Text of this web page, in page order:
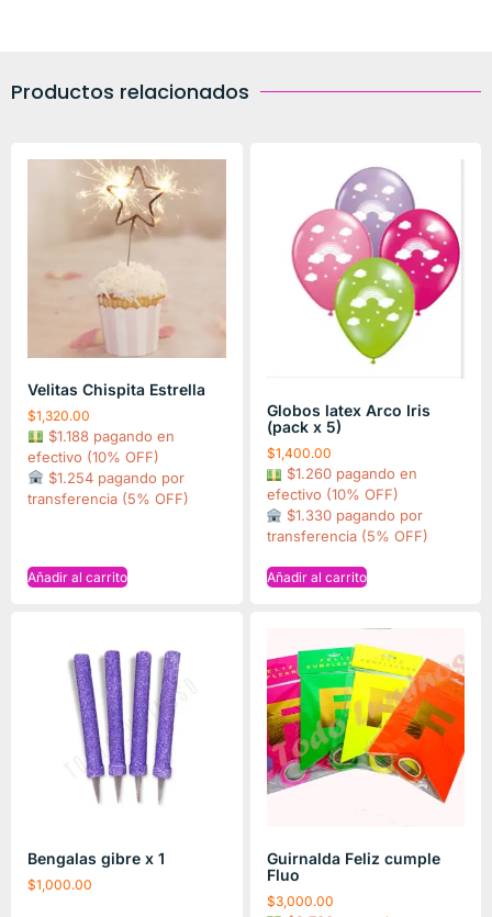
Productos relacionados
Velitas Chispita Estrella
$1,320.00
$1.188 pagando en
efectivo (10% OFF)
$1.254 pagando por
transferencia (5% OFF)
Añadir al carrito
Globos latex Arco Iris
(pack x 5)
$1,400.00
$1.260 pagando en
efectivo (10% OFF)
$1.330 pagando por
transferencia (5% OFF)
Añadir al carrito
Bengalas gibre x 1
$1,000.00
Guirnalda Feliz cumple
Fluo
$3,000.00